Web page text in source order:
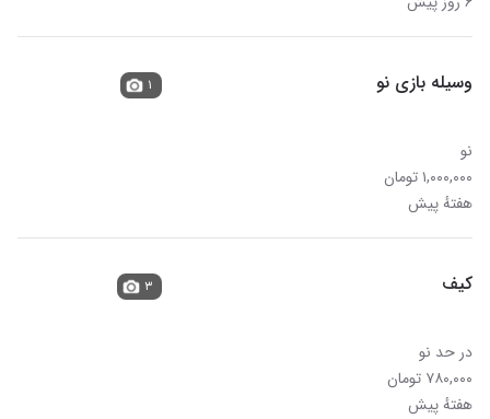
وسیله بازی نو
نو
۱,۰۰۰,۰۰۰ تومان
هفتهٔ پیش
۱
کیف
در حد نو
۷۸۰,۰۰۰ تومان
هفتهٔ پیش
۳